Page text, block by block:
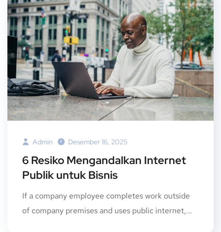
Admin Desember 16, 2025
6 Resiko Mengandalkan Internet
Publik untuk Bisnis
If a company employee completes work outside
of company premises and uses public internet,...